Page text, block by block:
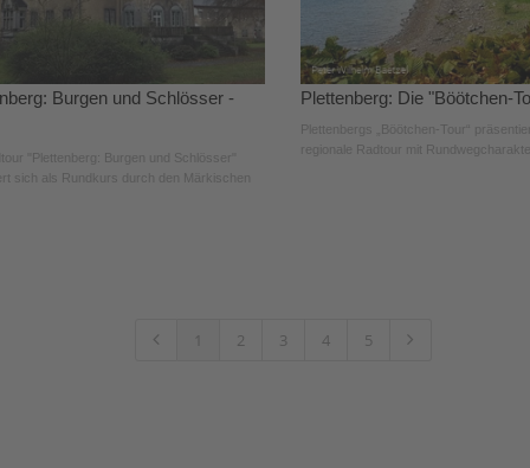
Burgen und Schlösser -
"Plettenberg: Burgen und Schlösser"
sich als Rundkurs durch den Märkischen
Plettenberg: Die "Böötchen-
Plettenbergs „Böötchen-Tour“
regionale Radtour mit
1 2 3 4 5